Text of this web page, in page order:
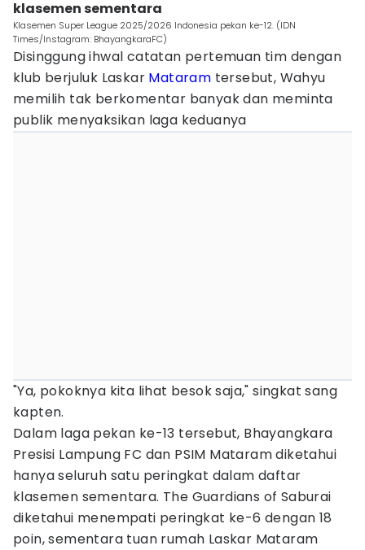
klasemen sementara
Klasemen Super League 2025/2026 Indonesia pekan ke-12. (IDN
Times/Instagram: BhayangkaraFC)
Disinggung ihwal catatan pertemuan tim dengan
klub berjuluk Laskar Mataram tersebut, Wahyu
memilih tak berkomentar banyak dan meminta
publik menyaksikan laga keduanya
"Ya, pokoknya kita lihat besok saja," singkat sang
kapten.
Dalam laga pekan ke-13 tersebut, Bhayangkara
Presisi Lampung FC dan PSIM Mataram diketahui
hanya seluruh satu peringkat dalam daftar
klasemen sementara. The Guardians of Saburai
diketahui menempati peringkat ke-6 dengan 18
poin, sementara tuan rumah Laskar Mataram